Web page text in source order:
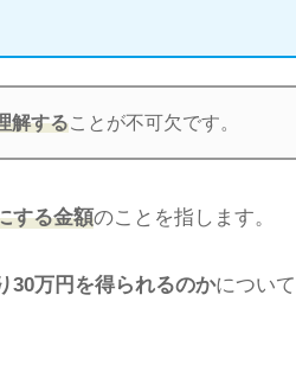
解することが不可欠です。
する金額のことを指します。
30万円を得られるのかについて